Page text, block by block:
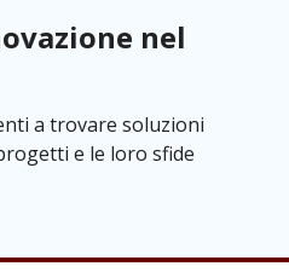
nel
a trovare soluzioni
e le loro sfide